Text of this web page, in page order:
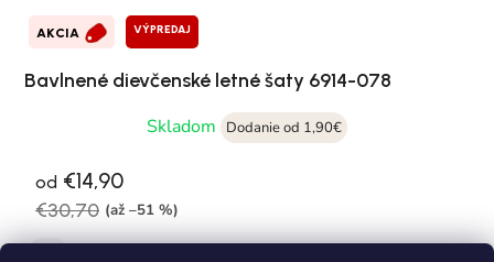
AKCIA VÝPREDAJ
Bavlnené dievčenské letné šaty 6914-078
Skladom
Dodanie od 1,90€
od €14,90
€30,70 (až –51 %)